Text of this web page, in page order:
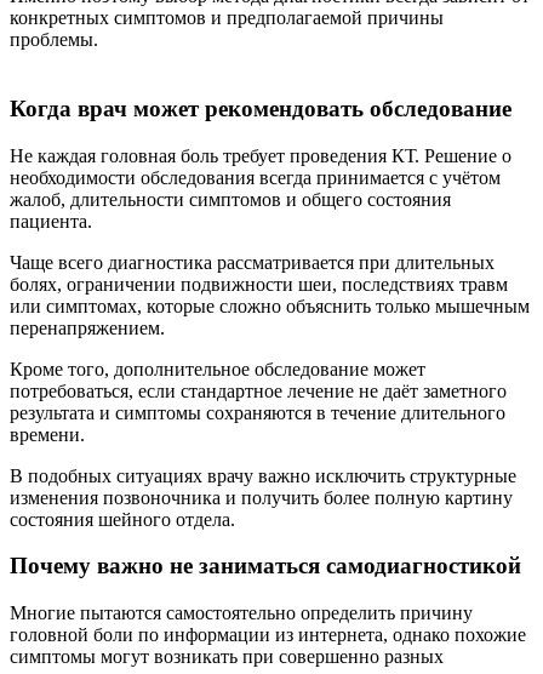
конкретных симптомов и предполагаемой причины
проблемы.
Когда врач может рекомендовать обследование
Не каждая головная боль требует проведения КТ. Решение о
необходимости обследования всегда принимается с учётом
жалоб, длительности симптомов и общего состояния
пациента.
Чаще всего диагностика рассматривается при длительных
болях, ограничении подвижности шеи, последствиях травм
или симптомах, которые сложно объяснить только мышечным
перенапряжением.
Кроме того, дополнительное обследование может
потребоваться, если стандартное лечение не даёт заметного
результата и симптомы сохраняются в течение длительного
времени.
В подобных ситуациях врачу важно исключить структурные
изменения позвоночника и получить более полную картину
состояния шейного отдела.
Почему важно не заниматься самодиагностикой
Многие пытаются самостоятельно определить причину
головной боли по информации из интернета, однако похожие
симптомы могут возникать при совершенно разных